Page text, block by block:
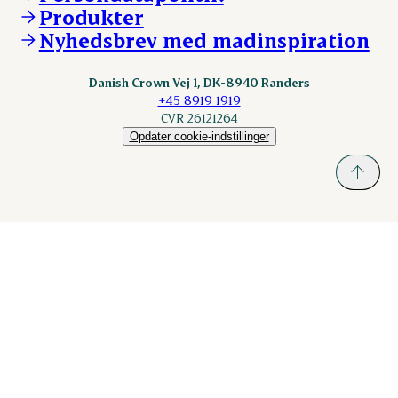
KLS.se
nordicspoor.com
Scanhide.dk
Produkter
Nyhedsbrev med madinspiration
Danish Crown Vej 1, DK-8940 Randers
+45 8919 1919
CVR 26121264
Opdater cookie-indstillinger